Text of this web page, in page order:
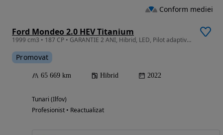
Ford Mondeo 2.0 HEV Titanium
1999 cm3 • 187 CP • GARANTIE 2 ANI, Hibrid, LED, Pilot adaptiv, Camera, Pachet iarna
Promovat
65 669 km Hibrid 2022
Tunari (Ilfov)
Profesionist • Reactualizat
Conform mediei